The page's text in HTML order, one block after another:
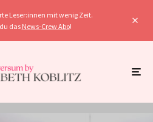
Leser:innen mit wenig Zeit.
das News-Crew Abo!